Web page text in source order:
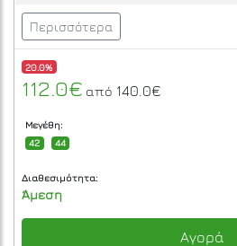
Περισσότερα
20.0%
112.0€ από 140.0€
Μεγέθη:
42
44
Διαθεσιμότητα:
Άμεση
Αγορά